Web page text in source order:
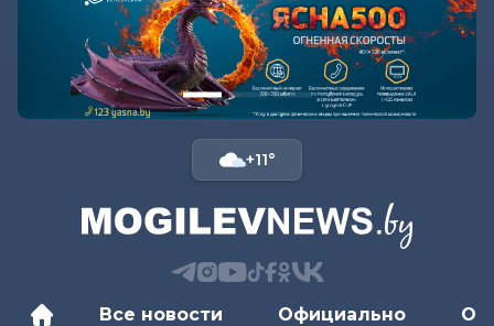
+11°
Все новости Официально